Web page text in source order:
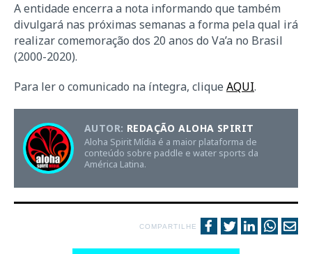
A entidade encerra a nota informando que também
divulgará nas próximas semanas a forma pela qual irá
realizar comemoração dos 20 anos do Va’a no Brasil
(2000-2020).
Para ler o comunicado na íntegra, clique AQUI.
AUTOR: REDAÇÃO ALOHA SPIRIT
Aloha Spirit Mídia é a maior plataforma de
conteúdo sobre paddle e water sports da
América Latina.
COMPARTILHE